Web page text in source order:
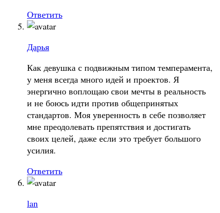
Ответить
Дарья
Как девушка с подвижным типом темперамента,
у меня всегда много идей и проектов. Я
энергично воплощаю свои мечты в реальность
и не боюсь идти против общепринятых
стандартов. Моя уверенность в себе позволяет
мне преодолевать препятствия и достигать
своих целей, даже если это требует большого
усилия.
Ответить
lan